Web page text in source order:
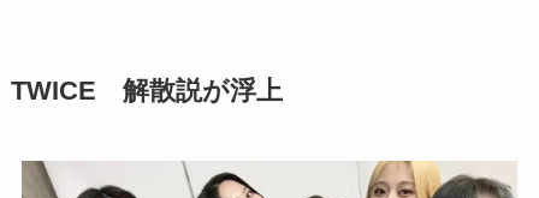
TWICE 解散説が浮上